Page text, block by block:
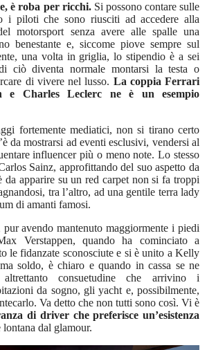
è roba per ricchi. Si possono contare sulle
i piloti che sono riusciti ad accedere alla
motorsport senza avere alle spalle una
benestante e, siccome piove sempre sul
una volta in griglia, lo stipendio è a sei
ciò diventa normale montarsi la testa o
di vivere nel lusso. La coppia Ferrari
e Charles Leclerc ne è un esempio
fortemente mediatici, non si tirano certo
da mostrarsi ad eventi esclusivi, vendersi al
influencer più o meno note. Lo stesso
Sainz, approfittando del suo aspetto da
da apparire su un red carpet non si fa troppi
tra l’altro, ad una gentile terra lady
di amanti famosi.
avendo mantenuto maggiormente i piedi
Verstappen, quando ha cominciato a
le fidanzate sconosciute e si è unito a Kelly
soldo, è chiaro e quando in cassa se ne
consuetudine che arrivino i
da sogno, gli yacht e, possibilmente,
Va detto che non tutti sono così. Vi è
di driver che preferisce un’esistenza
lontana dal glamour.